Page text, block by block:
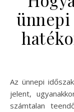
ünnepi
Az ünnepi időszak sokak számára örömöt és együttlétet
jelent,
számtalan